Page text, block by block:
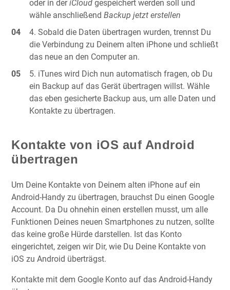
oder in deriCloudgespeichert werden soll und
wähle anschließendBackup jetzt erstellen
Sobald die Daten übertragen wurden, trennst Du
die Verbindung zu Deinem alten iPhone und schließt
das neue an den Computer an.
iTunes wird Dich nun automatisch fragen, ob Du
ein Backup auf das Gerät übertragen willst. Wähle
das eben gesicherte Backup aus, um alle Daten und
Kontakte zu übertragen.
Kontakte von iOS auf Android
übertragen
Um Deine Kontakte von Deinem alten iPhone auf ein
Android-Handy zu übertragen, brauchst Du einen Google
Account. Da Du ohnehin einen erstellen musst, um alle
Funktionen Deines neuen Smartphones zu nutzen, sollte
das keine große Hürde darstellen. Ist das Konto
eingerichtet, zeigen wir Dir, wie Du Deine Kontakte von
iOS zu Android überträgst.
Kontakte mit dem Google Konto auf das Android-Handy